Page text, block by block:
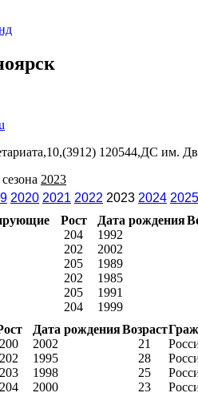
120544,ДС им.
2023
2020 2021 2022 2023 2024 2025
Рост Дата рождения
204 1992
202 2002
205 1989
202 1985
205 1991
204 1999
Дата рожденияВозраст
200 2002 21
202 1995 28
203 1998 25
204 2000 23